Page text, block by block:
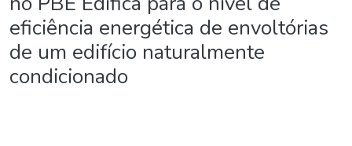
eficiência energética de envoltórias
de um edifício naturalmente
condicionado